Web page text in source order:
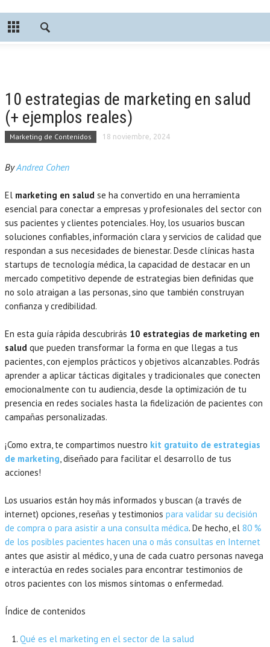
10 estrategias de marketing en salud
(+ ejemplos reales)
Marketing de Contenidos 18 noviembre, 2024
ByAndrea Cohen
El marketing en salud se ha convertido en una herramienta
esencial para conectar a empresas y profesionales del sector con
sus pacientes y clientes potenciales. Hoy, los usuarios buscan
soluciones confiables, información clara y servicios de calidad que
respondan a sus necesidades de bienestar. Desde clínicas hasta
startups de tecnología médica, la capacidad de destacar en un
mercado competitivo depende de estrategias bien definidas que
no solo atraigan a las personas, sino que también construyan
confianza y credibilidad.
En esta guía rápida descubrirás 10 estrategias de marketing en
salud que pueden transformar la forma en que llegas a tus
pacientes, con ejemplos prácticos y objetivos alcanzables. Podrás
aprender a aplicar tácticas digitales y tradicionales que conecten
emocionalmente con tu audiencia, desde la optimización de tu
presencia en redes sociales hasta la fidelización de pacientes con
campañas personalizadas.
¡Como extra, te compartimos nuestro kit gratuito de estrategias
de marketing, diseñado para facilitar el desarrollo de tus
acciones!
Los usuarios están hoy más informados y buscan (a través de
internet) opciones, reseñas y testimonios para validar su decisión
de compra o para asistir a una consulta médica. De hecho, el 80 %
de los posibles pacientes hacen una o más consultas en Internet
antes que asistir al médico, y una de cada cuatro personas navega
e interactúa en redes sociales para encontrar testimonios de
otros pacientes con los mismos síntomas o enfermedad.
Índice de contenidos
Qué es el marketing en el sector de la salud